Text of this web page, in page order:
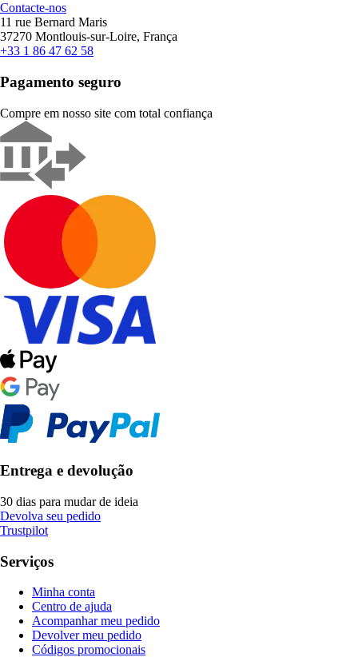
Contacte-nos
11 rue Bernard Maris
37270 Montlouis-sur-Loire, França
+33 1 86 47 62 58
Pagamento seguro
Compre em nosso site com total confiança
Entrega e devolução
30 dias para mudar de ideia
Devolva seu pedido
Trustpilot
Serviços
Minha conta
Centro de ajuda
Acompanhar meu pedido
Devolver meu pedido
Códigos promocionais